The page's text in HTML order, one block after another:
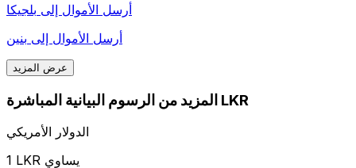
أرسل الأموال إلى بلجيكا
أرسل الأموال إلى بنين
عرض المزيد
المزيد من الرسوم البيانية المباشرة LKR
الدولار الأمريكي
1 LKR يساوي